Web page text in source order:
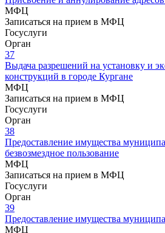
МФЦ
Записаться на прием в МФЦ
Госуслуги
Орган
37
Выдача разрешений на установку и
конструкций в городе Кургане
МФЦ
Записаться на прием в МФЦ
Госуслуги
Орган
38
Предоставление имущества
безвозмездное пользование
МФЦ
Записаться на прием в МФЦ
Госуслуги
Орган
39
Предоставление имущества
МФЦ